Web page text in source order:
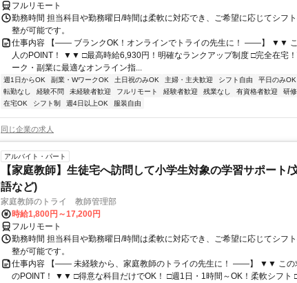
フルリモート
勤務時間 担当科目や勤務曜日/時間は柔軟に対応でき、ご希望に応じてシフ
整が可能です。
仕事内容 【―― ブランクOK！オンラインでトライの先生に！ ――】 ▼▼
人のPOINT！ ▼▼ □最高時給6,930円！明確なランクアップ制度 □完全在宅
ーク・副業に最適なオンライン指...
週1日からOK 副業・WワークOK 土日祝のみOK 主婦・主夫歓迎 シフト自由
平日のみOK
転勤なし
経験不問 未経験者歓迎 フルリモート 経験者歓迎 残業なし 有資格者歓迎
研
在宅OK
シフト制 週4日以上OK 服装自由
同じ企業の求人
アルバイト・パート
【家庭教師】生徒宅へ訪問して小学生対象の学習サポート/
語など)
家庭教師のトライ 教師管理部
時給1,800円～17,200円
フルリモート
勤務時間 担当科目や勤務曜日/時間は柔軟に対応でき、ご希望に応じてシフ
整が可能です。
仕事内容 【―― 未経験から、家庭教師のトライの先生に！ ――】 ▼▼ この
のPOINT！ ▼▼ □得意な科目だけでOK！ □週1日・1時間～OK！柔軟シフト